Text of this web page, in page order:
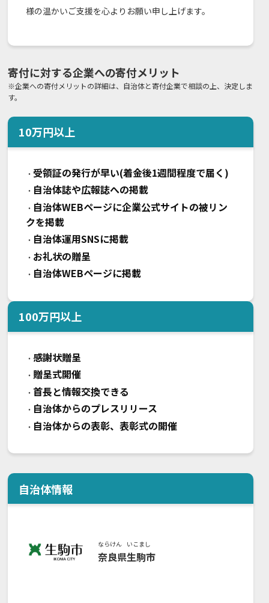
様の温かいご支援を心よりお願い申し上げます。
寄付に対する企業への寄付メリット
※企業への寄付メリットの詳細は、自治体と寄付企業で相談の上、決定しま
す。
10万円以上
・ 受領証の発行が早い(着金後1週間程度で届く)
・ 自治体誌や広報誌への掲載
・ 自治体WEBページに企業公式サイトの被リン
クを掲載
・ 自治体運用SNSに掲載
・ お礼状の贈呈
・ 自治体WEBページに掲載
100万円以上
・感謝状贈呈
・ 贈呈式開催
・ 首長と情報交換できる
・ 自治体からのプレスリリース
・ 自治体からの表彰、表彰式の開催
自治体情報
ならけん
奈良県
いこまし
生駒市